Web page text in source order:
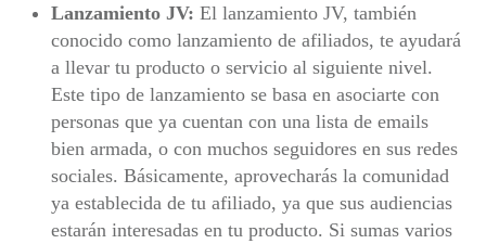
Lanzamiento JV: El lanzamiento JV, también
conocido como lanzamiento de afiliados, te ayudará
a llevar tu producto o servicio al siguiente nivel.
Este tipo de lanzamiento se basa en asociarte con
personas que ya cuentan con una lista de emails
bien armada, o con muchos seguidores en sus redes
sociales. Básicamente, aprovecharás la comunidad
ya establecida de tu afiliado, ya que sus audiencias
estarán interesadas en tu producto. Si sumas varios